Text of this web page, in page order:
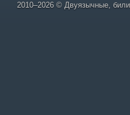
2010–2026 © Двуязычные,